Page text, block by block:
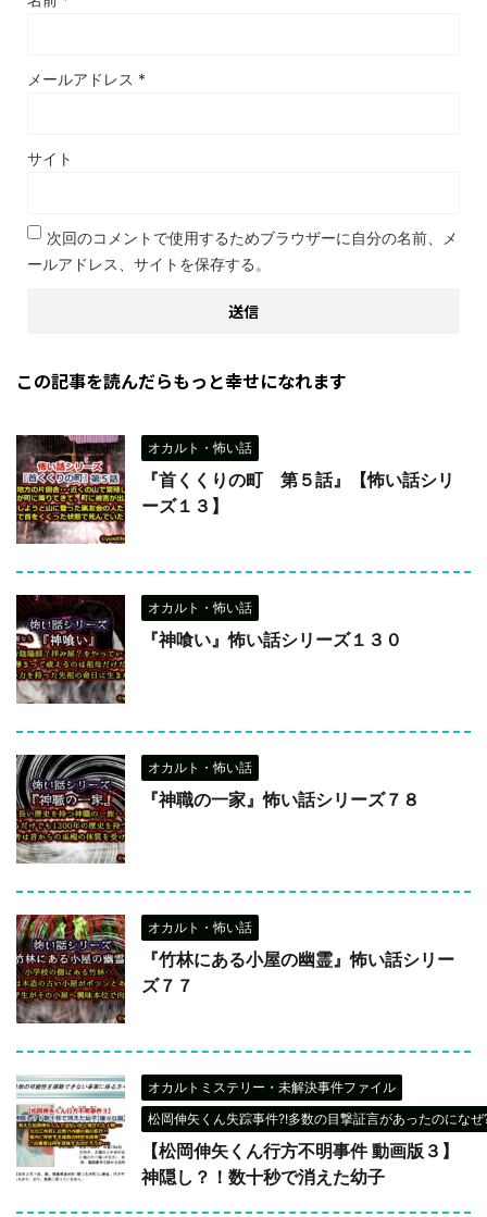
メールアドレス *
サイト
次回のコメントで使用するためブラウザーに自分の名前、メ
ールアドレス、サイトを保存する。
この記事を読んだらもっと幸せになれます
オカルト・怖い話
『首くくりの町 第５話』【怖い話シリ
ーズ１３】
オカルト・怖い話
『神喰い』怖い話シリーズ１３０
オカルト・怖い話
『神職の一家』怖い話シリーズ７８
オカルト・怖い話
『竹林にある小屋の幽霊』怖い話シリー
ズ７７
オカルトミステリー・未解決事件ファイル
松岡伸矢くん失踪事件?!多数の目撃証言があったのにな
【松岡伸矢くん行方不明事件 動画版３】
神隠し？！数十秒で消えた幼子